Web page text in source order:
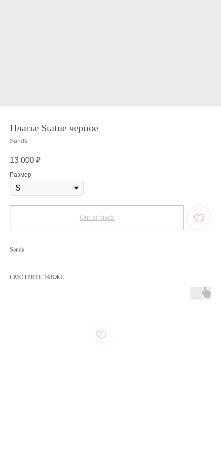
Платье Statue черное
Sands
13 000 ₽
Размер
Out of stock
Sands
СМОТРИТЕ ТАКЖЕ